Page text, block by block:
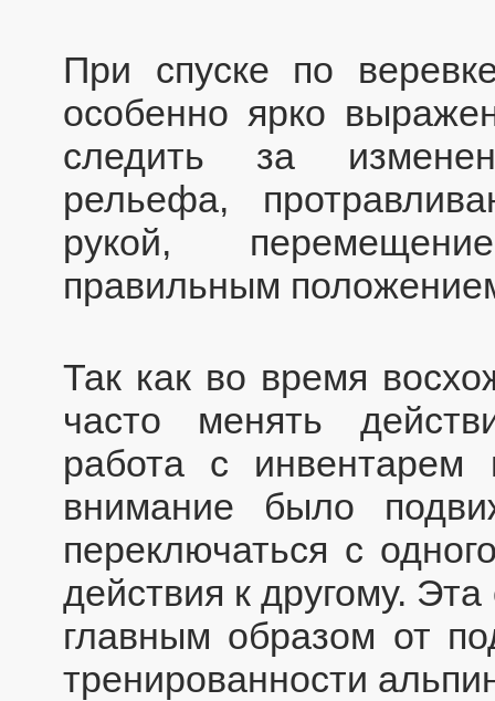
При спуске по
особенно ярко
следить за
рельефа,
рукой,
правильным
Так как во время
часто менять
работа с
внимание было
переключаться с
действия к другому.
главным образом от
тренированности